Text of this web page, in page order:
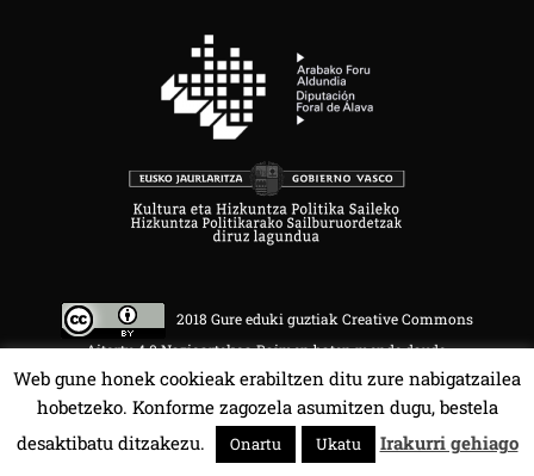
2018 Gure eduki guztiak Creative Commons
Aitortu 4.0 Nazioartekoa Baimen baten mende daude.
HALA BEDI BAT 107.4 MHz.
Web gune honek cookieak erabiltzen ditu zure nabigatzailea
hobetzeko. Konforme zagozela asumitzen dugu, bestela
desaktibatu ditzakezu.
Onartu Ukatu Irakurri gehiago